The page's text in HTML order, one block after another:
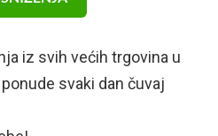
iz svih većih trgovina u
svaki dan čuvaj